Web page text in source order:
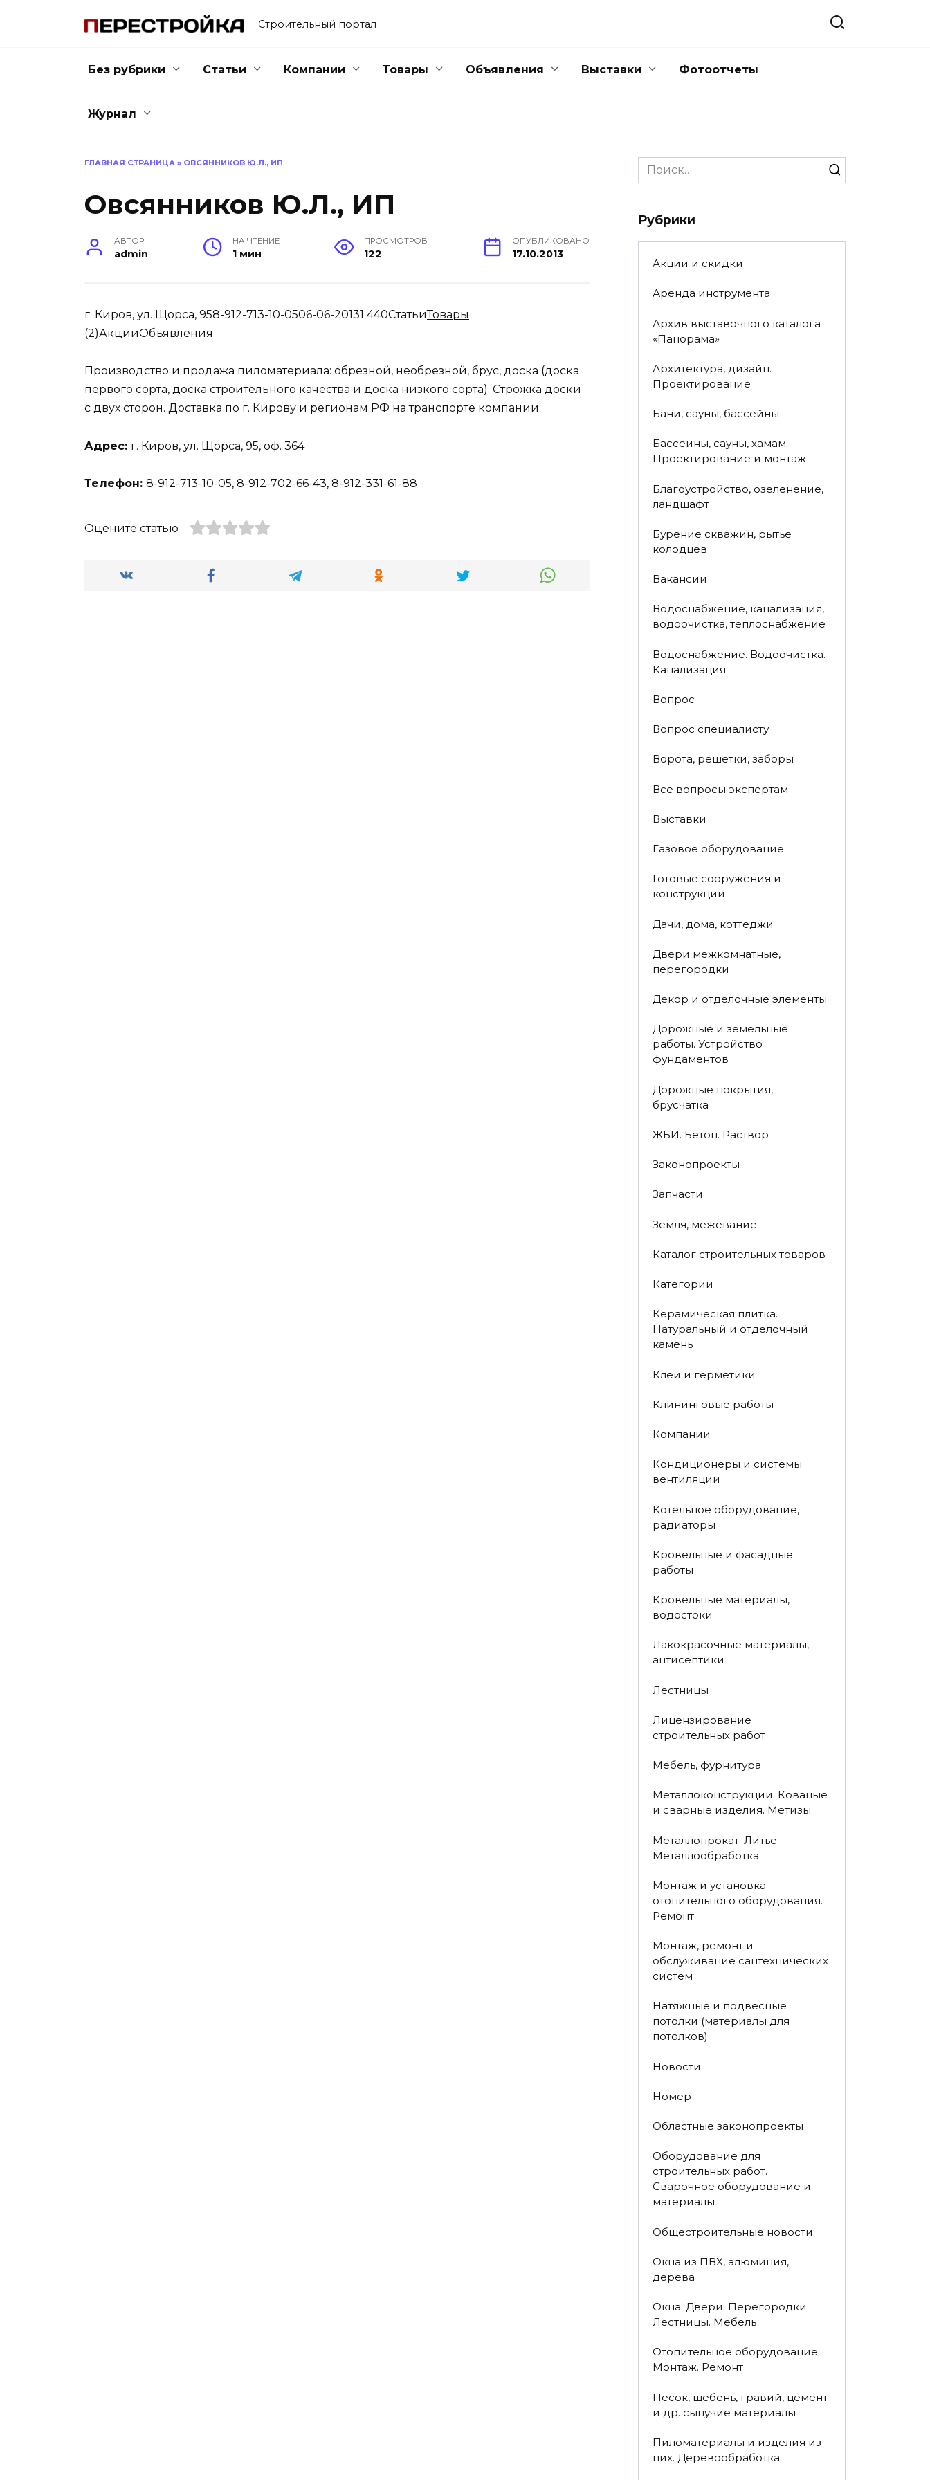
Строительный портал
Без рубрики Статьи Компании Товары Объявления Выставки Фотоотчеты
Журнал
ГЛАВНАЯ СТРАНИЦА » ОВСЯННИКОВ Ю.Л., ИП
Овсянников Ю.Л., ИП
АВТОР
admin
НА ЧТЕНИЕ
1 мин
ПРОСМОТРОВ
122
ОПУБЛИКОВАНО
17.10.2013
г. Киров, ул. Щорса, 958-912-713-10-0506-06-20131 440СтатьиТовары
(2)АкцииОбъявления
Производство и продажа пиломатериала: обрезной, необрезной, брус, доска (доска
первого сорта, доска строительного качества и доска низкого сорта). Строжка доски
с двух сторон. Доставка по г. Кирову и регионам РФ на транспорте компании.
Адрес: г. Киров, ул. Щорса, 95, оф. 364
Телефон: 8-912-713-10-05, 8-912-702-66-43, 8-912-331-61-88
Оцените статью
Search
for:
Рубрики
Акции и скидки
Аренда инструмента
Архив выставочного каталога
«Панорама»
Архитектура, дизайн.
Проектирование
Бани, сауны, бассейны
Бассеины, сауны, хамам.
Проектирование и монтаж
Благоустройство, озеленение,
ландшафт
Бурение скважин, рытье
колодцев
Вакансии
Водоснабжение, канализация,
водоочистка, теплоснабжение
Водоснабжение. Водоочистка.
Канализация
Вопрос
Вопрос специалисту
Ворота, решетки, заборы
Все вопросы экспертам
Выставки
Газовое оборудование
Готовые сооружения и
конструкции
Дачи, дома, коттеджи
Двери межкомнатные,
перегородки
Декор и отделочные элементы
Дорожные и земельные
работы. Устройство
фундаментов
Дорожные покрытия,
брусчатка
ЖБИ. Бетон. Раствор
Законопроекты
Запчасти
Земля, межевание
Каталог строительных товаров
Категории
Керамическая плитка.
Натуральный и отделочный
камень
Клеи и герметики
Клининговые работы
Компании
Кондиционеры и системы
вентиляции
Котельное оборудование,
радиаторы
Кровельные и фасадные
работы
Кровельные материалы,
водостоки
Лакокрасочные материалы,
антисептики
Лестницы
Лицензирование
строительных работ
Мебель, фурнитура
Металлоконструкции. Кованые
и сварные изделия. Метизы
Металлопрокат. Литье.
Металлообработка
Монтаж и установка
отопительного оборудования.
Ремонт
Монтаж, ремонт и
обслуживание сантехнических
систем
Натяжные и подвесные
потолки (материалы для
потолков)
Новости
Номер
Областные законопроекты
Оборудование для
строительных работ.
Сварочное оборудование и
материалы
Общестроительные новости
Окна из ПВХ, алюминия,
дерева
Окна. Двери. Перегородки.
Лестницы. Мебель
Отопительное оборудование.
Монтаж. Ремонт
Песок, щебень, гравий, цемент
и др. сыпучие материалы
Пиломатериалы и изделия из
них. Деревообработка